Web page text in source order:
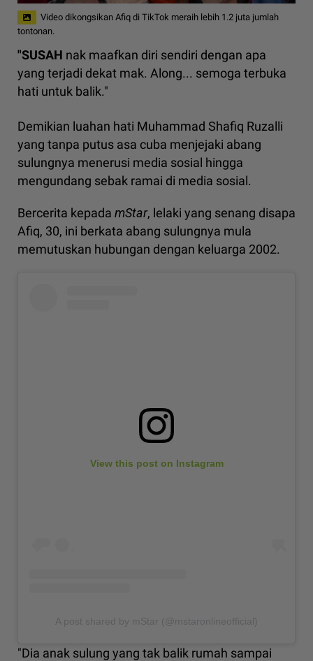
Video dikongsikan Afiq di TikTok meraih lebih 1.2 juta jumlah
tontonan.
"SUSAH nak maafkan diri sendiri dengan apa
yang terjadi dekat mak. Along... semoga terbuka
hati untuk balik."
Demikian luahan hati Muhammad Shafiq Ruzalli
yang tanpa putus asa cuba menjejaki abang
sulungnya menerusi media sosial hingga
mengundang sebak ramai di media sosial.
Bercerita kepada mStar, lelaki yang senang disapa
Afiq, 30, ini berkata abang sulungnya mula
memutuskan hubungan dengan keluarga 2002.
View this post on Instagram
A post shared by mStar (@mstaronlineofficial)
"Dia anak sulung yang tak balik rumah sampai